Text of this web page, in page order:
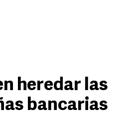
heredar las
bancarias